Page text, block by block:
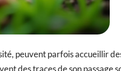
peuvent parfois accueillir